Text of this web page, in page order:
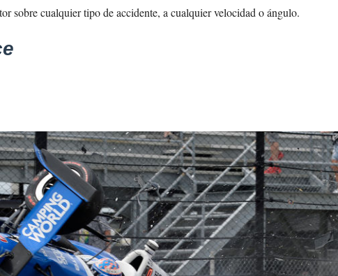
sobre cualquier tipo de accidente, a cualquier velocidad o ángulo.